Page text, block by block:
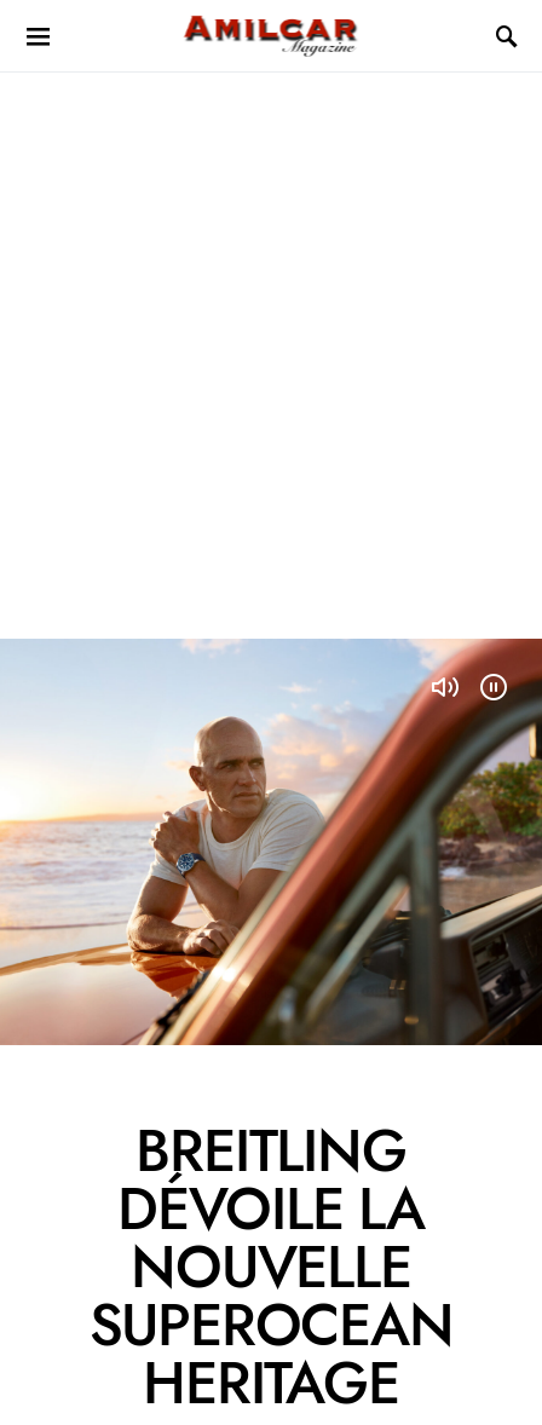
BREITLING
DÉVOILE LA
NOUVELLE
SUPEROCEAN
HERITAGE